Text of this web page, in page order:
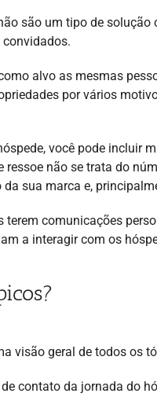
são um tipo de
alvo as mesmas
por vários
você pode incluir
ressoe não se trata do
sua marca e,
terem comunicações
a interagir com os
visão geral de todos os
contato da jornada do